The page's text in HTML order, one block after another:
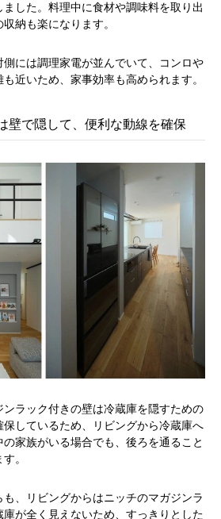
ました。料理中に食材や調味料を取り出
納も楽になります。
側には調理家電が並んでいて、コンロや
近いため、家事効率も高められます。
で隠して、便利な動線を確保
ンラック付きの壁は冷蔵庫を隠すための
しているため、リビングから冷蔵庫へ
家族がいる場合でも、後ろを通ること
。
、リビングからはニッチのマガジンラ
が全く見えないため、すっきりとした